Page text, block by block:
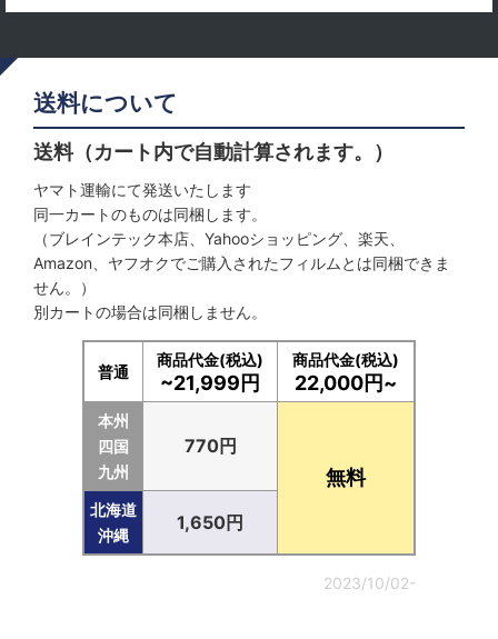
送料について
送料（カート内で自動計算されます。）
ヤマト運輸にて発送いたします
同一カートのものは同梱します。
（ブレインテック本店、Yahooショッピング、楽天、
Amazon、ヤフオクでご購入されたフィルムとは同梱できま
せん。）
別カートの場合は同梱しません。
普通
商品代金(税込)
~21,999円
商品代金(税込)
22,000円~
本州
四国
九州
770円
無料
北海道
沖縄
1,650円
2023/10/02-